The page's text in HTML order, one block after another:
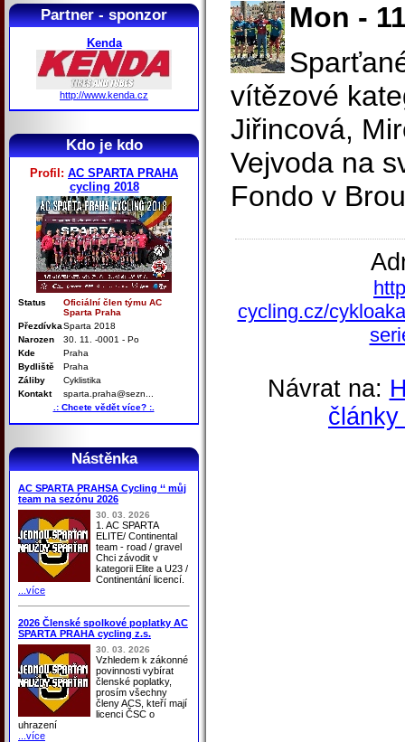
Partner - sponzor
Kenda
http://www.kenda.cz
Kdo je kdo
Profil: AC SPARTA PRAHA
cycling 2018
Status
Oficiální člen týmu AC
Sparta Praha
PřezdívkaSparta 2018
Narozen
30. 11. -0001 - Po
Kde
Praha
Bydliště
Praha
Záliby
Cyklistika
Kontakt
sparta.praha@sezn...
.: Chcete vědět více? :.
Nástěnka
AC SPARTA PRAHSA Cycling ‘‘ můj
team na sezónu 2026
30. 03. 2026
1. AC SPARTA
ELITE/ Continental
team - road / gravel
Chci závodit v
kategorii Elite a U23 /
Continentání licencí.
...více
2026 Členské spolkové poplatky AC
SPARTA PRAHA cycling z.s.
30. 03. 2026
Vzhledem k zákonné
povinnosti vybírat
členské poplatky,
prosím všechny
členy ACS, kteří mají
licenci ČSC o
uhrazení
...více
Mon -
vítězové
Jiřincová,
Vejvoda na
Fondo v
cycling.cz/
Návrat na: